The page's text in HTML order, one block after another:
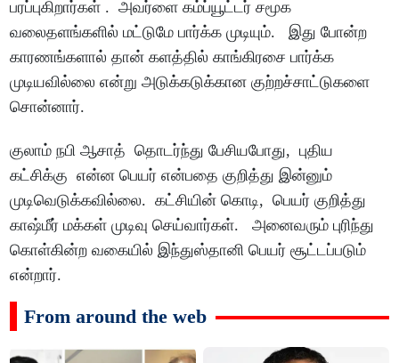
பரப்புகிறார்கள் . அவர்ளை கம்ப்யூட்டர் சமூக
வலைதளங்களில் மட்டுமே பார்க்க முடியும். இது போன்ற
காரணங்களால் தான் களத்தில் காங்கிரசை பார்க்க
முடியவில்லை என்று அடுக்கடுக்கான குற்றச்சாட்டுகளை
சொன்னார்.
குலாம் நபி ஆசாத் தொடர்ந்து பேசியபோது, புதிய
கட்சிக்கு என்ன பெயர் என்பதை குறித்து இன்னும்
முடிவெடுக்கவில்லை. கட்சியின் கொடி, பெயர் குறித்து
காஷ்மீர் மக்கள் முடிவு செய்வார்கள். அனைவரும் புரிந்து
கொள்கின்ற வகையில் இந்துஸ்தானி பெயர் சூட்டப்படும்
என்றார்.
From around the web